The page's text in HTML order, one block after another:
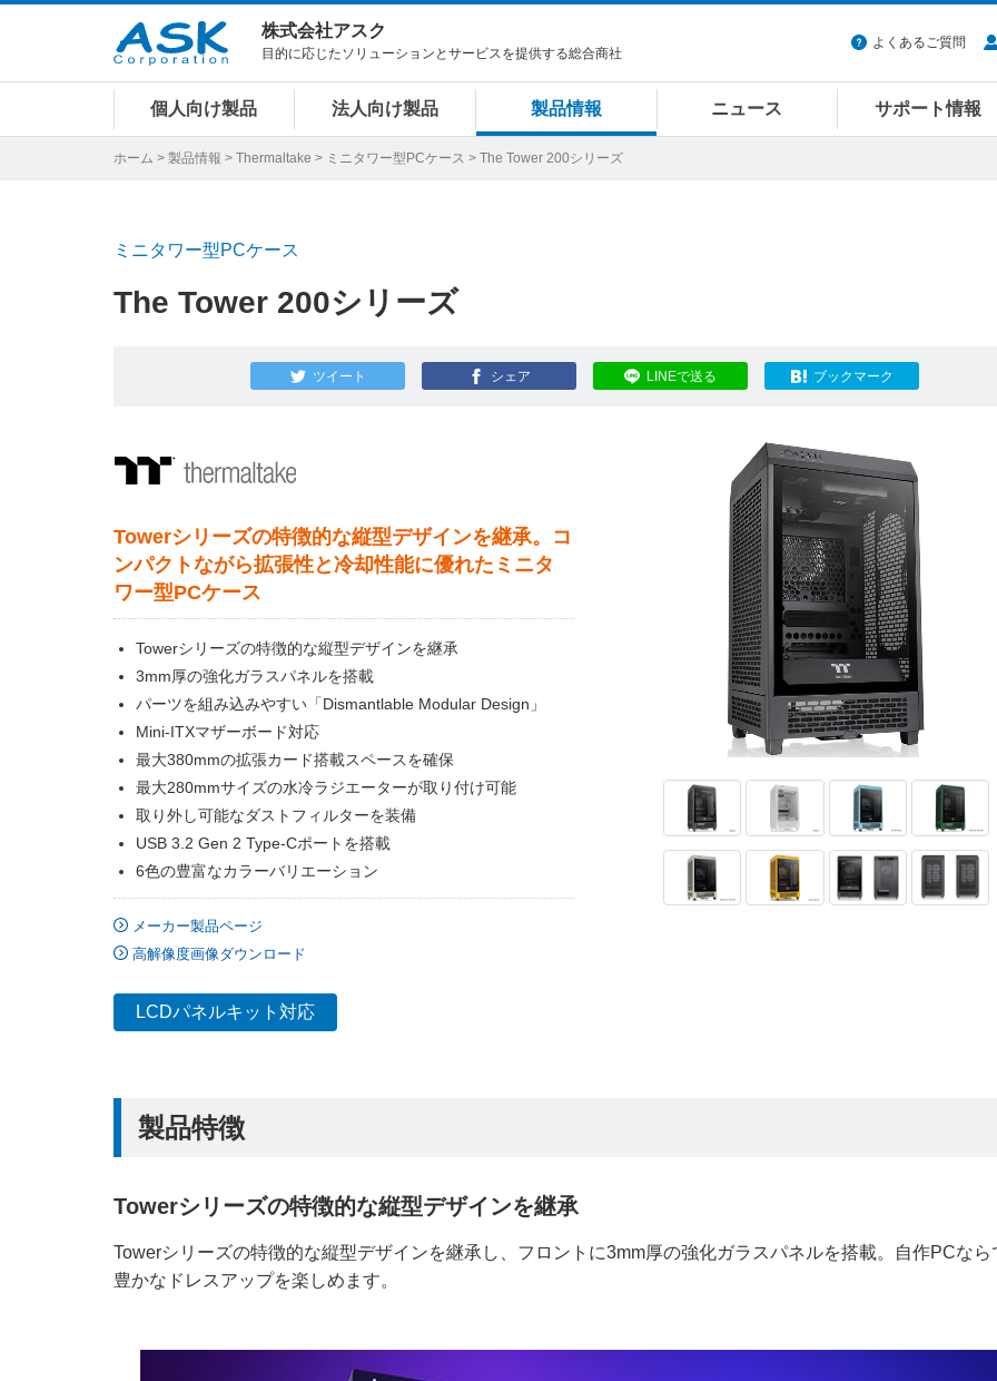
株式会社アスク
目的に応じたソリューションとサービスを提供する総合商社
よくあるご質問
個人向け製品 法人向け製品 製品情報 ニュース サポート情報
ホーム > 製品情報 > Thermaltake > ミニタワー型PCケース > The Tower 200シリーズ
ミニタワー型PCケース
The Tower 200シリーズ
ツイート シェア LINEで送る ブックマーク
Towerシリーズの特徴的な縦型デザインを継承。コ
ンパクトながら拡張性と冷却性能に優れたミニタ
ワー型PCケース
Towerシリーズの特徴的な縦型デザインを継承
3mm厚の強化ガラスパネルを搭載
パーツを組み込みやすい「Dismantlable Modular Design」
Mini-ITXマザーボード対応
最大380mmの拡張カード搭載スペースを確保
最大280mmサイズの水冷ラジエーターが取り付け可能
取り外し可能なダストフィルターを装備
USB 3.2 Gen 2 Type-Cポートを搭載
6色の豊富なカラーバリエーション
メーカー製品ページ
高解像度画像ダウンロード
LCDパネルキット対応
製品特徴
Towerシリーズの特徴的な縦型デザインを継承
Towerシリーズの特徴的な縦型デザインを継承し、フロントに3mm厚の強化ガラスパネルを搭載。自作PCなら
豊かなドレスアップを楽しめます。